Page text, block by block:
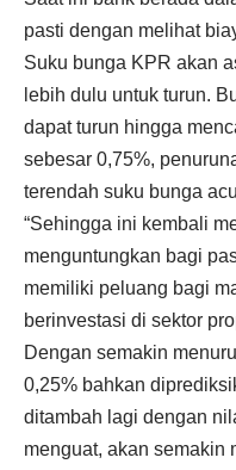
pasti dengan melihat
Suku bunga KPR akan
lebih dulu untuk turun.
dapat turun hingga
sebesar 0,75%,
terendah suku bunga
“Sehingga ini kembali
menguntungkan bagi
memiliki peluang bagi
berinvestasi di sektor
Dengan semakin
0,25% bahkan
ditambah lagi dengan
menguat, akan semakin